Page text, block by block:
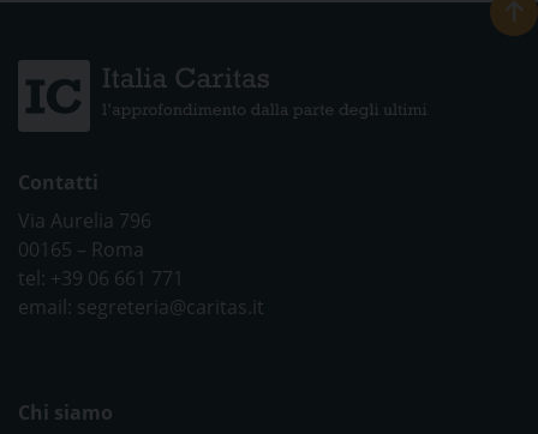
Contatti
Via Aurelia 796
00165 – Roma
tel: +39 06 661 771
email: segreteria@caritas.it
Chi siamo